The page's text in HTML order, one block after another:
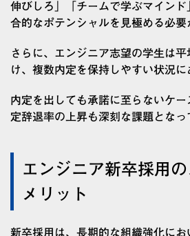
伸びしろ」「チームで学ぶマイン
合的なポテンシャルを見極める必要
さらに、エンジニア志望の学生は
け、複数内定を保持しやすい状況に
内定を出しても承諾に至らないケ
定辞退率の上昇も深刻な課題となっ
エンジニア新卒採用
メリット
新卒採用は、長期的な組織強化に